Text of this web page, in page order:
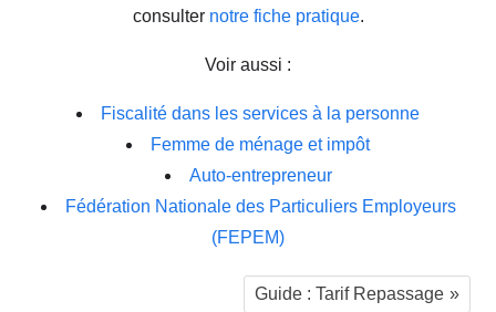
consulter notre fiche pratique.
Voir aussi :
Fiscalité dans les services à la personne
Femme de ménage et impôt
Auto-entrepreneur
Fédération Nationale des Particuliers Employeurs
(FEPEM)
Guide : Tarif Repassage